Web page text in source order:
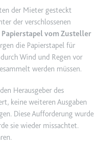
über das Gerät
des Besuchers
den Besucher
Marketingkanäle
eindeutige ID, um
Videos von
Benutzer
behalten.
der Mieter gesteckt
der verschlossenen
Papierstapel vom Zusteller
die Papierstapel für
Wind und Regen vor
werden müssen.
Herausgeber des
keine weiteren Ausgaben
Diese Aufforderung wurde
sie wieder missachtet.